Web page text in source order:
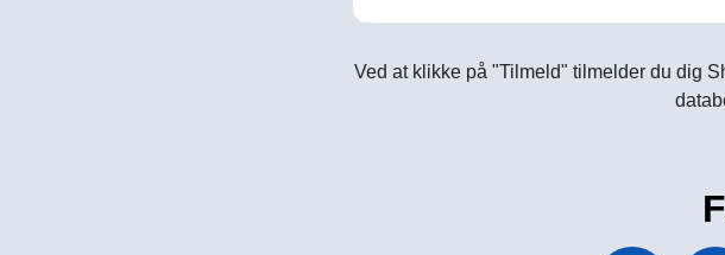
Ved at klikke på "Tilmeld" tilmelder du dig